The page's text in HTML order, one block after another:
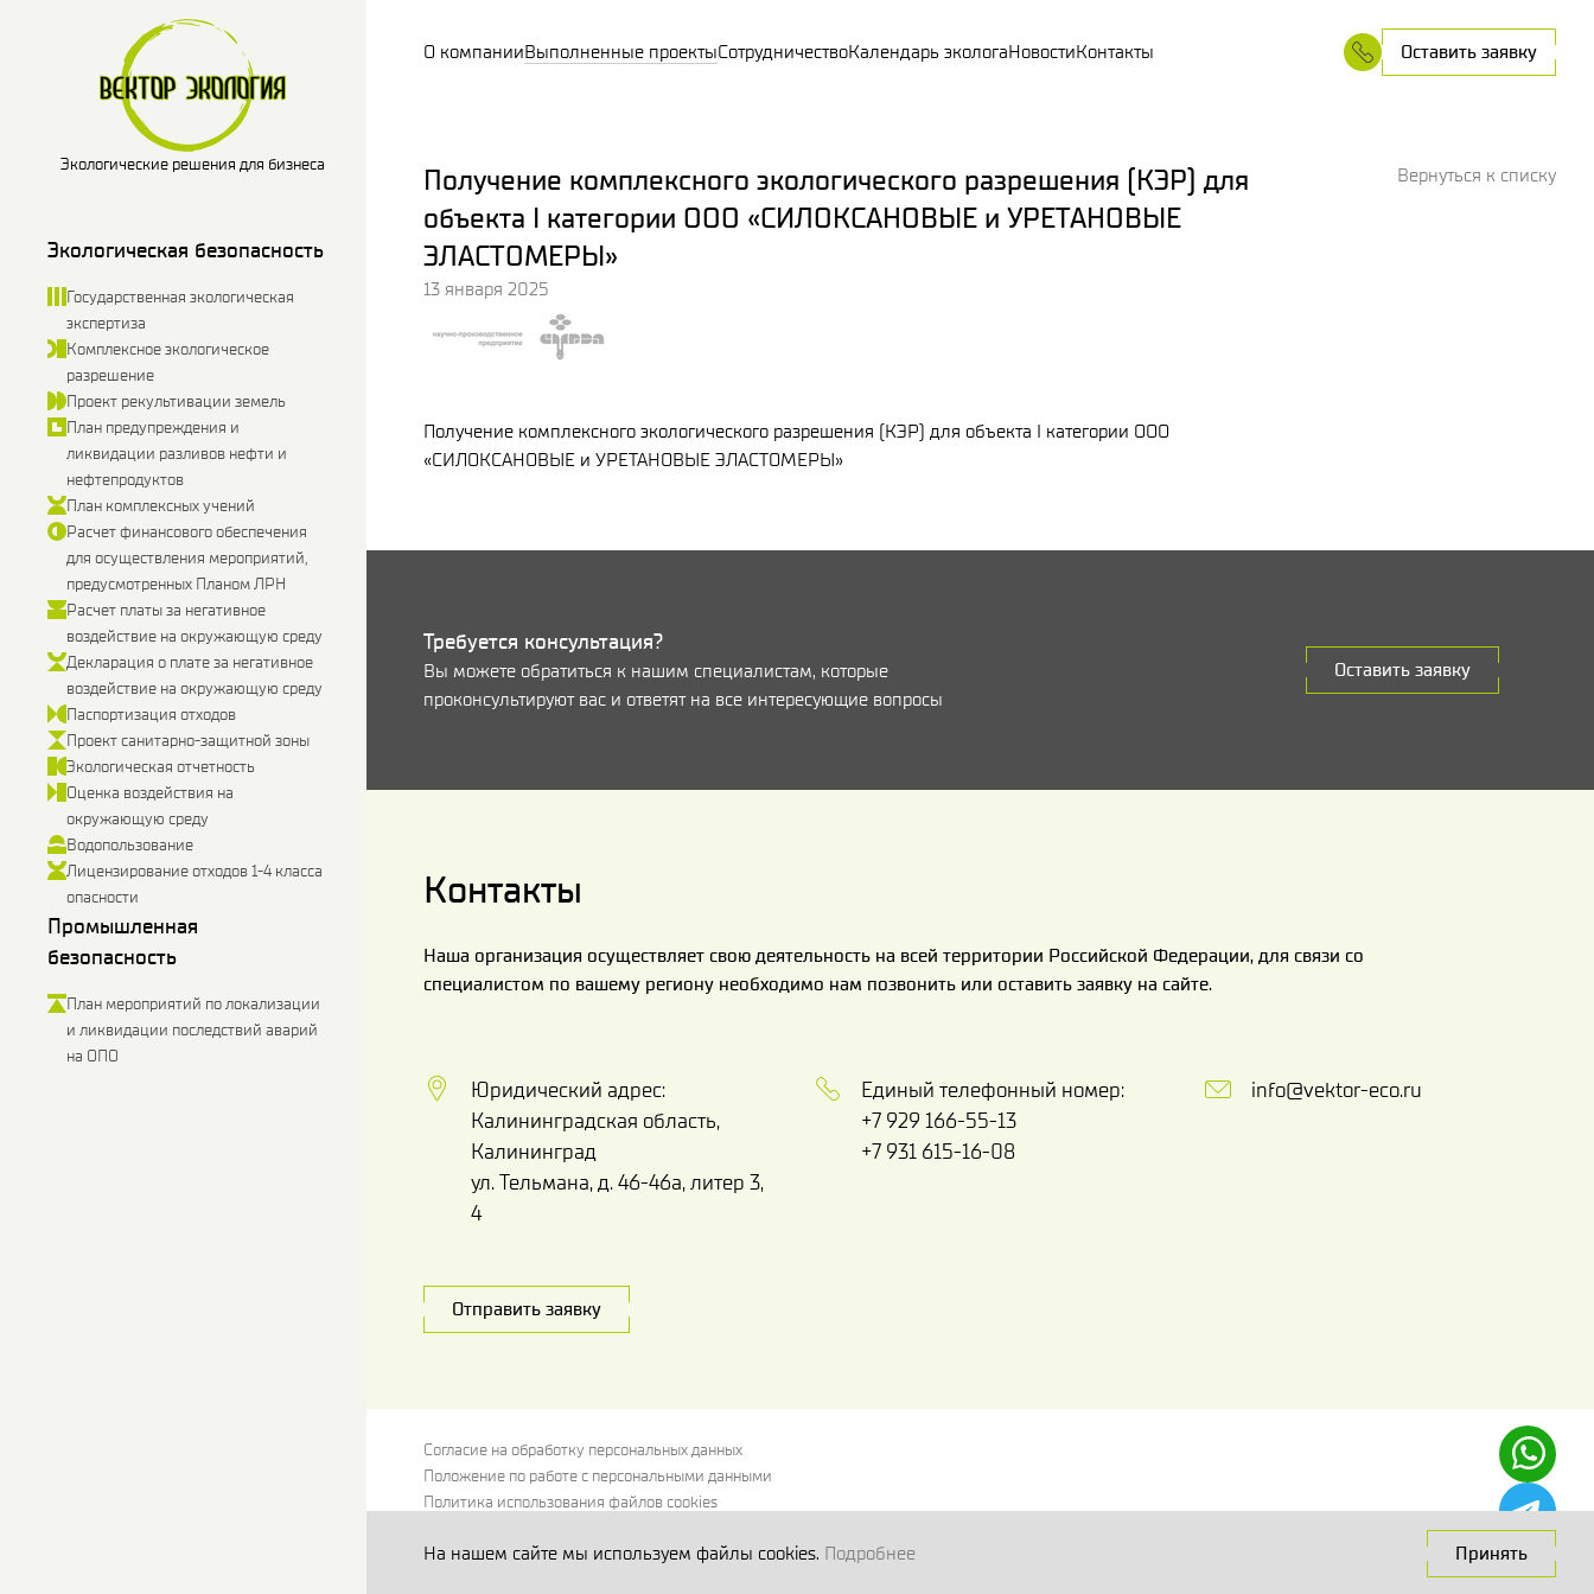
О компанииВыполненные проектыСотрудничествоКалендарь экологаНовостиКонтакты Оставить заявку
Вернуться к списку
Получение комплексного экологического разрешения (КЭР) для
объекта I категории ООО «СИЛОКСАНОВЫЕ и УРЕТАНОВЫЕ
ЭЛАСТОМЕРЫ»
13 января 2025
Получение комплексного экологического разрешения (КЭР) для объекта I категории ООО
«СИЛОКСАНОВЫЕ и УРЕТАНОВЫЕ ЭЛАСТОМЕРЫ»
Требуется консультация?
Вы можете обратиться к нашим специалистам, которые
проконсультируют вас и ответят на все интересующие вопросы
Оставить заявку
Контакты
Наша организация осуществляет свою деятельность на всей территории Российской Федерации, для связи со
специалистом по вашему региону необходимо нам позвонить или оставить заявку на сайте.
Юридический адрес:
Калининградская область,
Калининград
ул. Тельмана, д. 46-46а, литер 3,
4
Единый телефонный номер:
+7 929 166-55-13
+7 931 615-16-08
info@vektor-eco.ru
Отправить заявку
Экологические решения для бизнеса
Экологическая безопасность
Государственная экологическая
экспертиза
Комплексное экологическое
разрешение
Проект рекультивации земель
План предупреждения и
ликвидации разливов нефти и
нефтепродуктов
План комплексных учений
Расчет финансового обеспечения
для осуществления мероприятий,
предусмотренных Планом ЛРН
Расчет платы за негативное
воздействие на окружающую среду
Декларация о плате за негативное
воздействие на окружающую среду
Паспортизация отходов
Проект санитарно-защитной зоны
Экологическая отчетность
Оценка воздействия на
окружающую среду
Водопользование
Лицензирование отходов 1-4 класса
опасности
Промышленная
безопасность
План мероприятий по локализации
и ликвидации последствий аварий
на ОПО
Согласие на обработку персональных данных
Положение по работе с персональными данными
Политика использования файлов cookies
© Вектор Эко 2026
Сделано вCode Studio
На нашем сайте мы используем файлы cookies. Подробнее Принять